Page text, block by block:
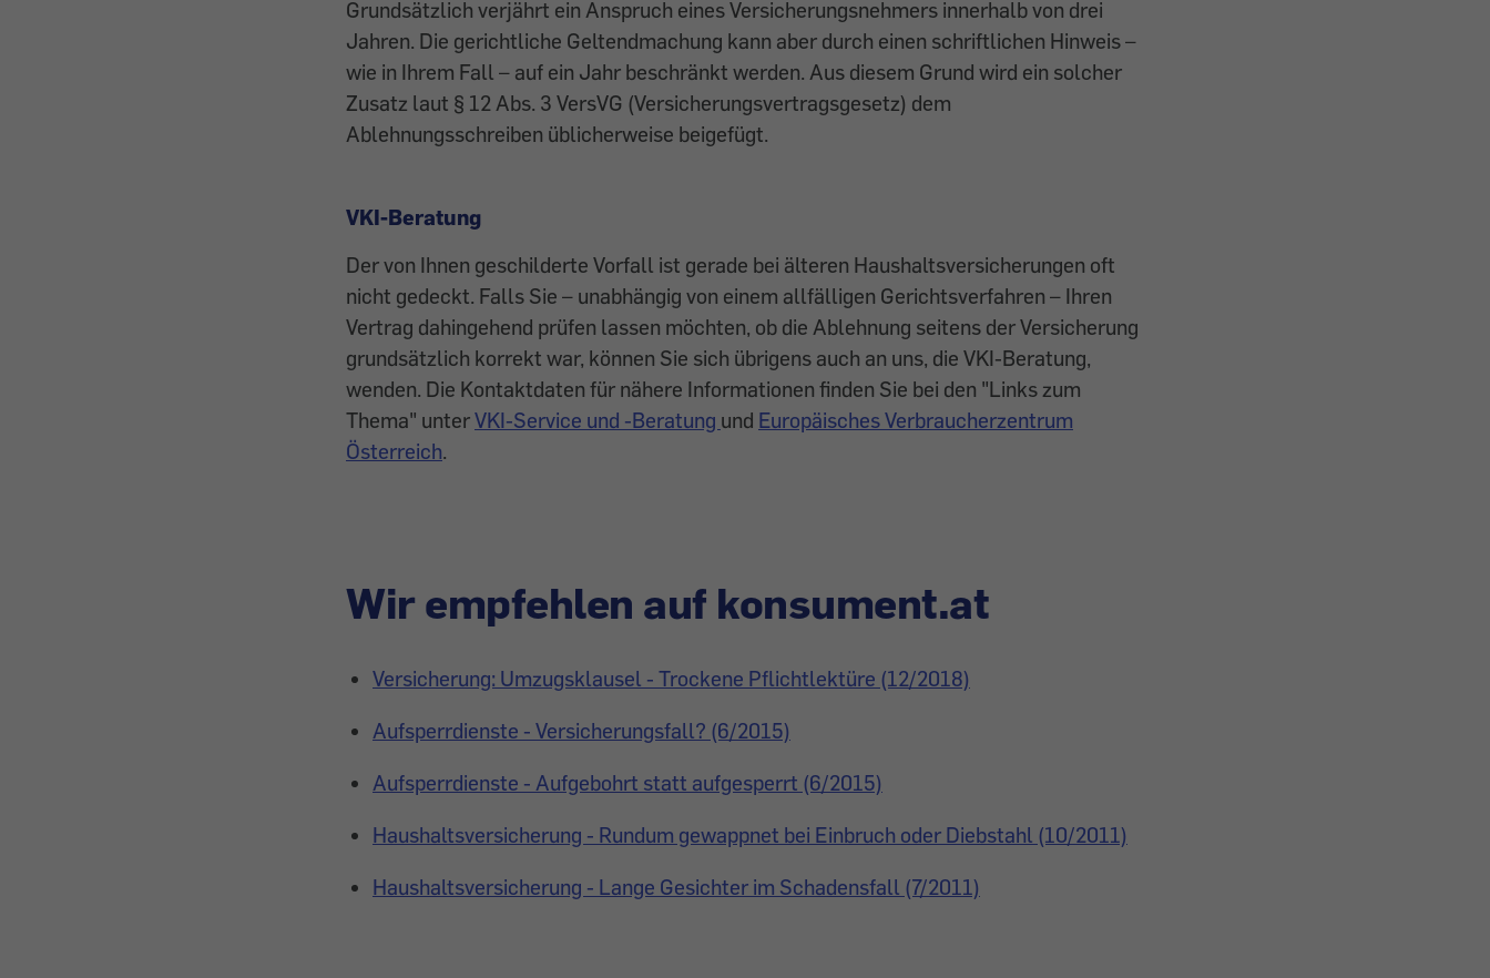
Grundsätzlich verjährt ein Anspruch eines Versicherungsnehmers innerhalb von drei
Jahren. Die gerichtliche Geltendmachung kann aber durch einen schriftlichen Hinweis –
wie in Ihrem Fall – auf ein Jahr beschränkt werden. Aus diesem Grund wird ein solcher
Zusatz laut § 12 Abs. 3 VersVG (Versicherungsvertragsgesetz) dem
Ablehnungsschreiben üblicherweise beigefügt.
VKI-Beratung
Der von Ihnen geschilderte Vorfall ist gerade bei älteren Haushaltsversicherungen oft
nicht gedeckt. Falls Sie – unabhängig von einem allfälligen Gerichtsverfahren – Ihren
Vertrag dahingehend prüfen lassen möchten, ob die Ablehnung seitens der Versicherung
grundsätzlich korrekt war, können Sie sich übrigens auch an uns, die VKI-Beratung,
wenden. Die Kontaktdaten für nähere Informationen finden Sie bei den "Links zum
Thema" unterVKI-Service und -Beratung und Europäisches Verbraucherzentrum
Österreich.
Wir empfehlen auf konsument.at
Versicherung: Umzugsklausel - Trockene Pflichtlektüre (12/2018)
Aufsperrdienste - Versicherungsfall? (6/2015)
Aufsperrdienste - Aufgebohrt statt aufgesperrt (6/2015)
Haushaltsversicherung - Rundum gewappnet bei Einbruch oder Diebstahl (10/2011)
Haushaltsversicherung - Lange Gesichter im Schadensfall (7/2011)